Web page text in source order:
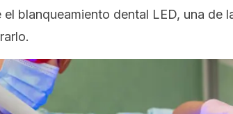
blanqueamiento dental LED, una de